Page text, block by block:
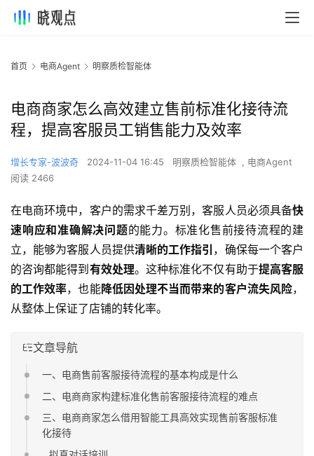
首页 电商Agent 明察质检智能体
电商商家怎么高效建立售前标准化接待流
程，提高客服员工销售能力及效率
增长专家-波波奇 2024-11-04 16:45 明察质检智能体 , 电商Agent
阅读 2466
在电商环境中，客户的需求千差万别，客服人员必须具备快
速响应和准确解决问题的能力。标准化售前接待流程的建
立，能够为客服人员提供清晰的工作指引 ，确保每一个客户
的咨询都能得到 有效处理。这种标准化不仅有助于提高客服
的工作效率，也能降低因处理不当而带来的客户流失风险，
从整体上保证了店铺的转化率。
文章导航
一、电商售前客服接待流程的基本构成是什么
二、电商商家构建标准化售前客服接待流程的难点
三、电商商家怎么借用智能工具高效实现售前客服标准
化接待